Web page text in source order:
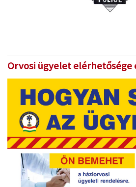
Orvosi ügyelet elérhetősége